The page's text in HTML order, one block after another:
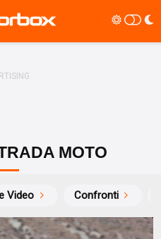
MOTO
Video Confronti